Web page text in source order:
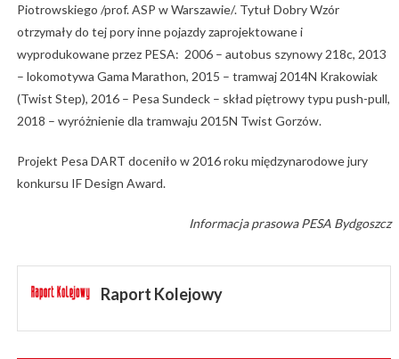
Piotrowskiego /prof. ASP w Warszawie/. Tytuł Dobry Wzór
otrzymały do tej pory inne pojazdy zaprojektowane i
wyprodukowane przez PESA: 2006 – autobus szynowy 218c, 2013
– lokomotywa Gama Marathon, 2015 – tramwaj 2014N Krakowiak
(Twist Step), 2016 – Pesa Sundeck – skład piętrowy typu push-pull,
2018 – wyróżnienie dla tramwaju 2015N Twist Gorzów.
Projekt Pesa DART doceniło w 2016 roku międzynarodowe jury
konkursu IF Design Award.
Informacja prasowa PESA Bydgoszcz
Raport Kolejowy